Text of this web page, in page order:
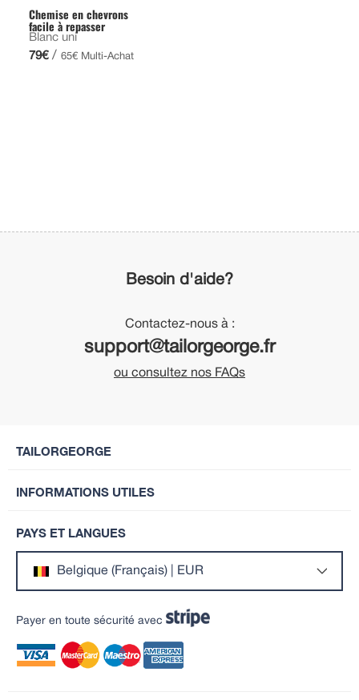
Chemise en chevrons
facile à repasser
Blanc uni
79€ / 65€ Multi-Achat
Besoin d'aide?
Contactez-nous à :
support@tailorgeorge.fr
ou consultez nos FAQs
TAILORGEORGE
INFORMATIONS UTILES
PAYS ET LANGUES
Belgique (Français) | EUR
Payer en toute sécurité avec